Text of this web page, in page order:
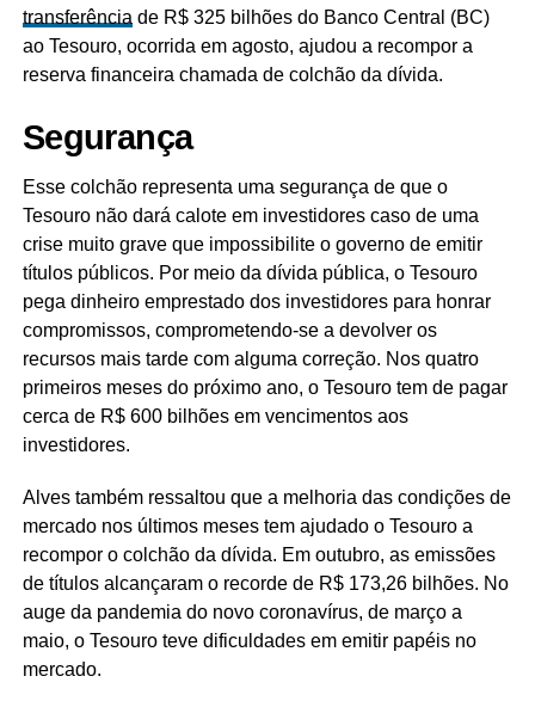
transferência de R$ 325 bilhões do Banco Central (BC)
ao Tesouro, ocorrida em agosto, ajudou a recompor a
reserva financeira chamada de colchão da dívida.
Segurança
Esse colchão representa uma segurança de que o
Tesouro não dará calote em investidores caso de uma
crise muito grave que impossibilite o governo de emitir
títulos públicos. Por meio da dívida pública, o Tesouro
pega dinheiro emprestado dos investidores para honrar
compromissos, comprometendo-se a devolver os
recursos mais tarde com alguma correção. Nos quatro
primeiros meses do próximo ano, o Tesouro tem de pagar
cerca de R$ 600 bilhões em vencimentos aos
investidores.
Alves também ressaltou que a melhoria das condições de
mercado nos últimos meses tem ajudado o Tesouro a
recompor o colchão da dívida. Em outubro, as emissões
de títulos alcançaram o recorde de R$ 173,26 bilhões. No
auge da pandemia do novo coronavírus, de março a
maio, o Tesouro teve dificuldades em emitir papéis no
mercado.